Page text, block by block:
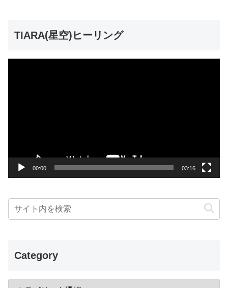
TIARA(星空)ヒーリング
00:00 03:16
Category